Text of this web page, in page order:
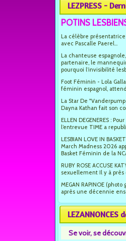
LEZPRESS -
POTINS
La célèbre
avec Pascalle Paerel...
La chanteuse
partenaire, le
pourquoi l’invisibilité
Foot Féminin - Lola
féminin espagnol,
La Star De
Dayna Kathan fait son
ELLEN DEGENERES :
l’entrevue TIME a
LESBIAN LOVE IN
March Madness 2026
Basket Féminin de la
RUBY ROSE ACCUSE
sexuellement Il y à près
MEGAN RAPINOE
après une décennie
LEZANNONCES
Se voir, se